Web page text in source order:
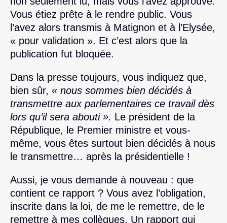
Vous étiez prête à le rendre public. Vous
l’avez alors transmis à Matignon et à l’Elysée,
« pour validation ». Et c’est alors que la
publication fut bloquée.
Dans la presse toujours, vous indiquez que,
bien sûr, « nous sommes bien décidés à
transmettre aux parlementaires ce travail dès
lors qu’il sera abouti ». Le président de la
République, le Premier ministre et vous-
même, vous êtes surtout bien décidés à nous
le transmettre… après la présidentielle !
Aussi, je vous demande à nouveau : que
contient ce rapport ? Vous avez l’obligation,
inscrite dans la loi, de me le remettre, de le
remettre à mes collègues. Un rapport qui